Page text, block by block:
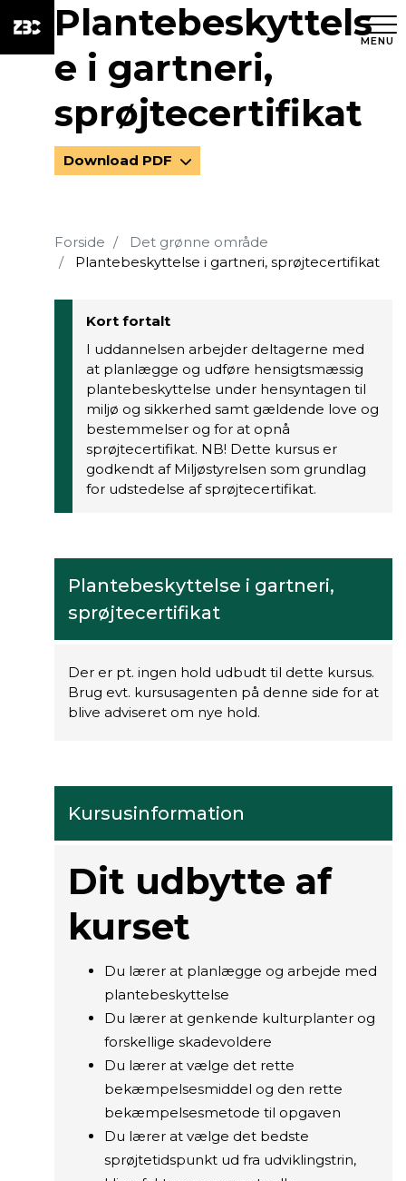
MENU
Plantebeskyttels
e i gartneri,
sprøjtecertifikat
Download PDF
Forside
Det grønne område
Plantebeskyttelse i gartneri, sprøjtecertifikat
Kort fortalt
I uddannelsen arbejder deltagerne med
at planlægge og udføre hensigtsmæssig
plantebeskyttelse under hensyntagen til
miljø og sikkerhed samt gældende love og
bestemmelser og for at opnå
sprøjtecertifikat. NB! Dette kursus er
godkendt af Miljøstyrelsen som grundlag
for udstedelse af sprøjtecertifikat.
Plantebeskyttelse i gartneri,
sprøjtecertifikat
Der er pt. ingen hold udbudt til dette kursus.
Brug evt. kursusagenten på denne side for at
blive adviseret om nye hold.
Kursusinformation
Dit udbytte af
kurset
Du lærer at planlægge og arbejde med
plantebeskyttelse
Du lærer at genkende kulturplanter og
forskellige skadevoldere
Du lærer at vælge det rette
bekæmpelsesmiddel og den rette
bekæmpelsesmetode til opgaven
Du lærer at vælge det bedste
sprøjtetidspunkt ud fra udviklingstrin,